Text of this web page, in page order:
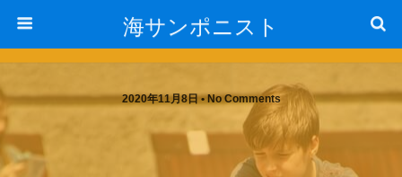
海サンポニスト
2020年11月8日 • No Comments